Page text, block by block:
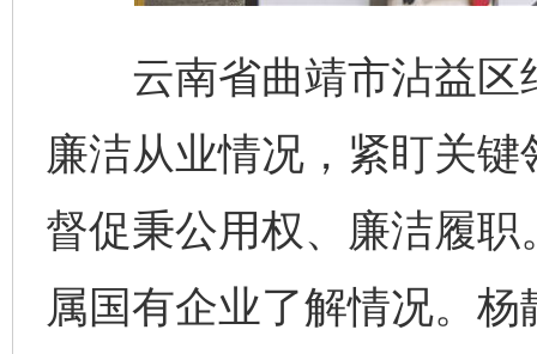
云南省曲靖市沾益区
廉洁从业情况，紧盯关
督促秉公用权、廉洁履
属国有企业了解情况。杨